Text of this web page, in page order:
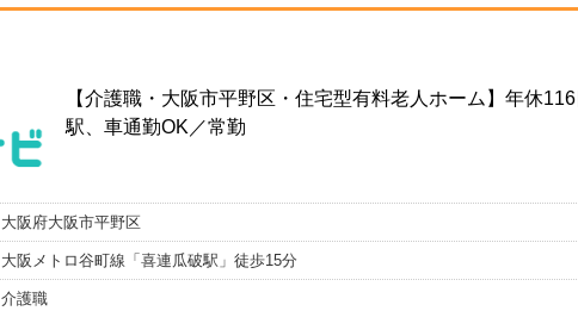
【介護職・大阪市平野区・住宅型有料老人ホーム】年休
駅、車通勤OK／常勤
大阪府大阪市平野区
大阪メトロ谷町線「喜連瓜破駅」徒歩15分
介護職